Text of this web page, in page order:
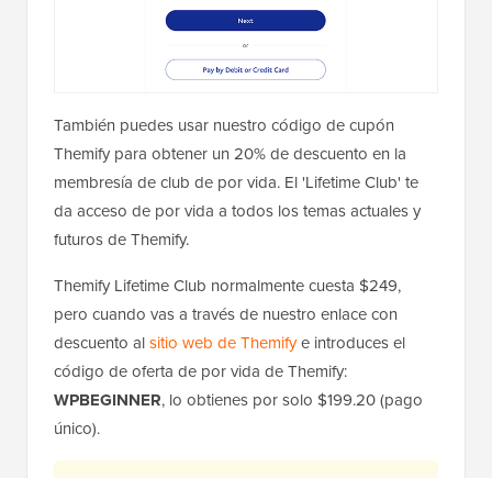
También puedes usar nuestro código de cupón
Themify para obtener un 20% de descuento en la
membresía de club de por vida. El 'Lifetime Club' te
da acceso de por vida a todos los temas actuales y
futuros de Themify.
Themify Lifetime Club normalmente cuesta $249,
pero cuando vas a través de nuestro enlace con
descuento alsitio web de Themifye introduces el
código de oferta de por vida de Themify:
WPBEGINNER, lo obtienes por solo $199.20 (pago
único).